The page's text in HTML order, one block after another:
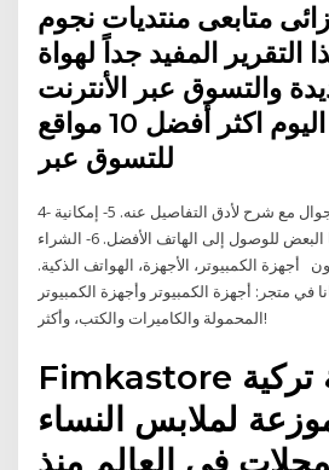
متابعى منتديات نجوم
المفيد جداً لهواة
والتسوق عبر الأنترنت
نقدم لكم اليوم اكثر أفضل 10 مواقع
4- التعرف على كافة مزايا الجوال مع شرح لأدق التفاصيل عنه. 5- إمكانية
مقارنة الهواتف بين بعضها البعض للوصول إلى الهاتف الأفضل. 6- الشراء
أجهزة الكمبيوتر، الأجهزة، الهواتف الذكية.
في متجر: أجهزة الكمبيوتر وأجهزة الكمبيوتر
المحمولة والكاميرات والكتب، وأكثر!
Fimkastore هي شركة تركية
لملابس النساء
في العالم منذ